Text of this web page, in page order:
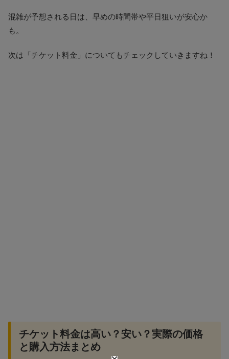
混雑が予想される日は、早めの時間帯や平日狙いが安心か
も。
次は「チケット料金」についてもチェックしていきますね！
チケット料金は高い？安い？実際の価格
と購入方法まとめ